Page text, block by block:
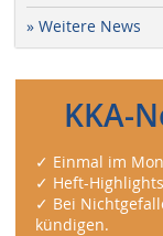
» Weitere News
KKA-
✓ Einmal im
✓ Heft-
✓ Bei
kündigen.